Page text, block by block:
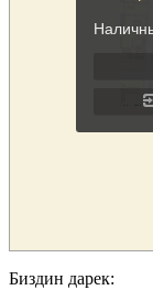
Биздин дарек: